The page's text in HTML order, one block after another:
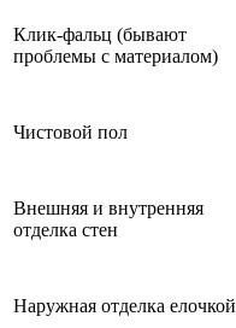
Клик-фальц (бывают
проблемы с материалом)
Чистовой пол
Внешняя и внутренняя
отделка стен
Наружная отделка елочкой